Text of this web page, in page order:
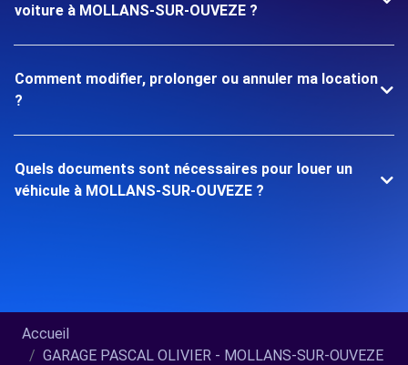
voiture à MOLLANS-SUR-OUVEZE ?
Comment modifier, prolonger ou annuler ma location
?
Quels documents sont nécessaires pour louer un
véhicule à MOLLANS-SUR-OUVEZE ?
Accueil
GARAGE PASCAL OLIVIER - MOLLANS-SUR-OUVEZE